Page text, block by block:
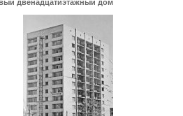
двенадцатиэтажный дом